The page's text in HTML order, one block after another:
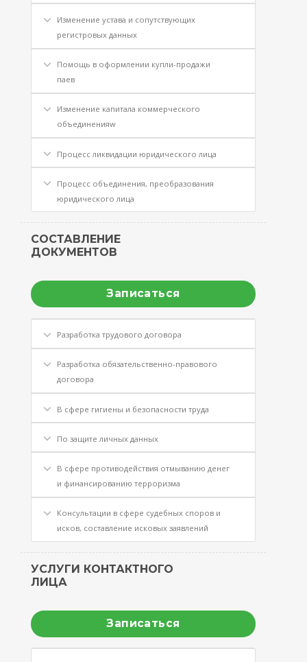
Изменение устава и сопутствующих
регистровых данных
Помощь в оформлении купли-продажи
паев
Изменение капитала коммерческого
объединенияw
Процесс ликвидации юридического лица
Процесс объединения, преобразования
юридического лица
СОСТАВЛЕНИЕ
ДОКУМЕНТОВ
Записаться
Разработка трудового договора
Разработка обязательственно-правового
договора
В сфере гигиены и безопасности труда
По защите личных данных
В сфере противодействия отмыванию денег
и финансированию терроризма
Консультации в сфере судебных споров и
исков, составление исковых заявлений
УСЛУГИ КОНТАКТНОГО
ЛИЦА
Записаться